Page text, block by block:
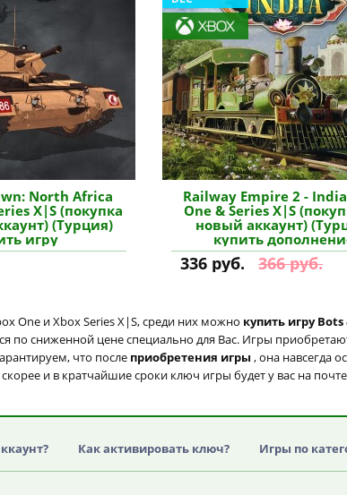
North Africa
X|S (покупка
(Турция)
игру
Railway Empire 2 -
One & Series X|S
новый аккаунт)
купить
336 руб. 366 руб.
One и Xbox Series X|S, среди них можно купить игру
по сниженной цене специально для Вас. Игры
что после приобретения игры , она навсегда
скорее и в кратчайшие сроки ключ игры будет у вас на
Как активировать ключ? Игры по